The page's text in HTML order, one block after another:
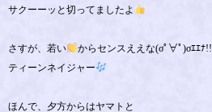
サクーーッと切ってましたよ
さすが、若い
からセンスええな(σﾟ∀ﾟ)σｴｴﾅ!!
ティーンネイジャー
ほんで、夕方からはヤマトと